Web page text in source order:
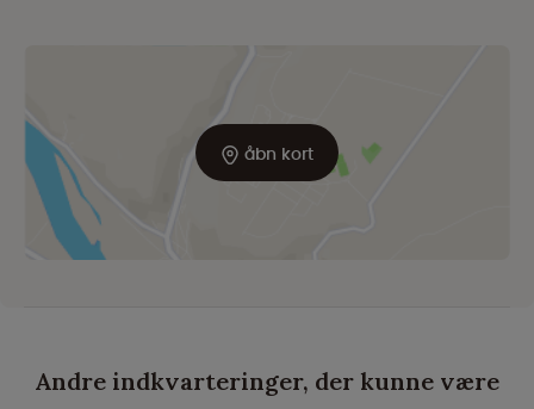
åbn kort
Andre indkvarteringer, der kunne være